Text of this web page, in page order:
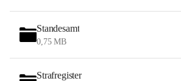
Standesamt
0,75 MB
Strafregister